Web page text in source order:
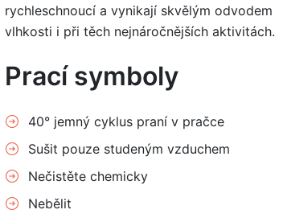
rychleschnoucí a vynikají skvělým odvodem
vlhkosti i při těch nejnáročnějších aktivitách.
Prací symboly
40° jemný cyklus praní v pračce
Sušit pouze studeným vzduchem
Nečistěte chemicky
Nebělit